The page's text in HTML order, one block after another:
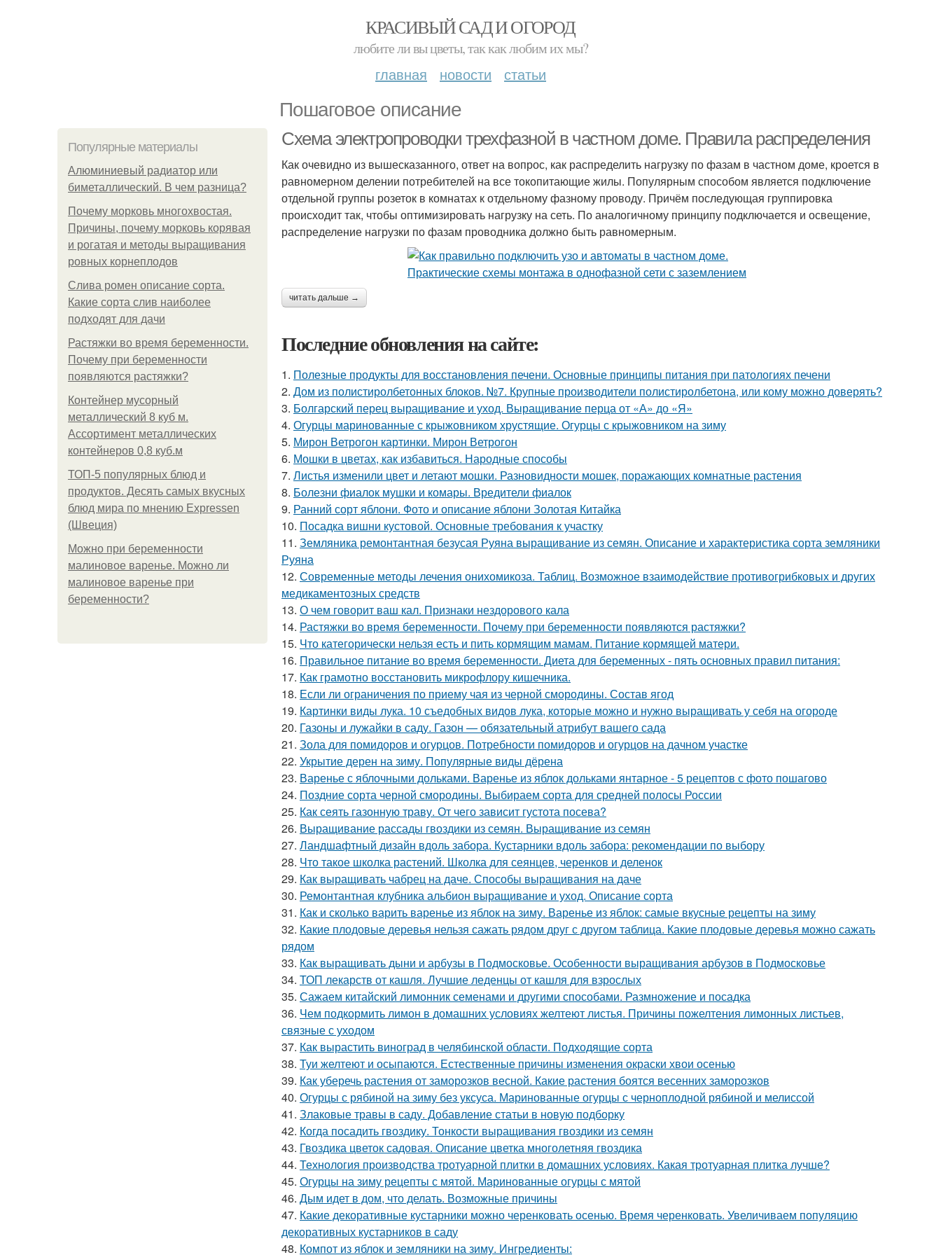
КРАСИВЫЙ САД И ОГОРОД
любите ли вы цветы, так как любим их мы?
главная новости статьи
Пошаговое описание
Популярные материалы
Алюминиевый радиатор или
биметаллический. В чем разница?
Почему морковь многохвостая.
Причины, почему морковь корявая
и рогатая и методы выращивания
ровных корнеплодов
Слива ромен описание сорта.
Какие сорта слив наиболее
подходят для дачи
Растяжки во время беременности.
Почему при беременности
появляются растяжки?
Контейнер мусорный
металлический 8 куб м.
Ассортимент металлических
контейнеров 0,8 куб.м
ТОП-5 популярных блюд и
продуктов. Десять самых вкусных
блюд мира по мнению Expressen
(Швеция)
Можно при беременности
малиновое варенье. Можно ли
малиновое варенье при
беременности?
Схема электропроводки трехфазной в частном доме. Правила распределения
Как очевидно из вышесказанного, ответ на вопрос, как распределить нагрузку по фазам в частном доме, кроется в
равномерном делении потребителей на все токопитающие жилы. Популярным способом является подключение
отдельной группы розеток в комнатах к отдельному фазному проводу. Причём последующая группировка
происходит так, чтобы оптимизировать нагрузку на сеть. По аналогичному принципу подключается и освещение,
распределение нагрузки по фазам проводника должно быть равномерным.
читать дальше →
Последние обновления на сайте:
1. Полезные продукты для восстановления печени. Основные принципы питания при патологиях печени
2. Дом из полистиролбетонных блоков. №7. Крупные производители полистиролбетона, или кому можно доверять?
3. Болгарский перец выращивание и уход. Выращивание перца от «А» до «Я»
4. Огурцы маринованные с крыжовником хрустящие. Огурцы с крыжовником на зиму
5. Мирон Ветрогон картинки. Мирон Ветрогон
6. Мошки в цветах, как избавиться. Народные способы
7. Листья изменили цвет и летают мошки. Разновидности мошек, поражающих комнатные растения
8. Болезни фиалок мушки и комары. Вредители фиалок
9. Ранний сорт яблони. Фото и описание яблони Золотая Китайка
10. Посадка вишни кустовой. Основные требования к участку
11. Земляника ремонтантная безусая Руяна выращивание из семян. Описание и характеристика сорта земляники
Руяна
12. Современные методы лечения онихомикоза. Таблиц. Возможное взаимодействие противогрибковых и других
медикаментозных средств
13. О чем говорит ваш кал. Признаки нездорового кала
14. Растяжки во время беременности. Почему при беременности появляются растяжки?
15. Что категорически нельзя есть и пить кормящим мамам. Питание кормящей матери.
16. Правильное питание во время беременности. Диета для беременных - пять основных правил питания:
17. Как грамотно восстановить микрофлору кишечника.
18. Если ли ограничения по приему чая из черной смородины. Состав ягод
19. Картинки виды лука. 10 съедобных видов лука, которые можно и нужно выращивать у себя на огороде
20. Газоны и лужайки в саду. Газон — обязательный атрибут вашего сада
21. Зола для помидоров и огурцов. Потребности помидоров и огурцов на дачном участке
22. Укрытие дерен на зиму. Популярные виды дёрена
23. Варенье с яблочными дольками. Варенье из яблок дольками янтарное - 5 рецептов с фото пошагово
24. Поздние сорта черной смородины. Выбираем сорта для средней полосы России
25. Как сеять газонную траву. От чего зависит густота посева?
26. Выращивание рассады гвоздики из семян. Выращивание из семян
27. Ландшафтный дизайн вдоль забора. Кустарники вдоль забора: рекомендации по выбору
28. Что такое школка растений. Школка для сеянцев, черенков и деленок
29. Как выращивать чабрец на даче. Способы выращивания на даче
30. Ремонтантная клубника альбион выращивание и уход. Описание сорта
31. Как и сколько варить варенье из яблок на зиму. Варенье из яблок: самые вкусные рецепты на зиму
32. Какие плодовые деревья нельзя сажать рядом друг с другом таблица. Какие плодовые деревья можно сажать
рядом
33. Как выращивать дыни и арбузы в Подмосковье. Особенности выращивания арбузов в Подмосковье
34. ТОП лекарств от кашля. Лучшие леденцы от кашля для взрослых
35. Сажаем китайский лимонник семенами и другими способами. Размножение и посадка
36. Чем подкормить лимон в домашних условиях желтеют листья. Причины пожелтения лимонных листьев,
связные с уходом
37. Как вырастить виноград в челябинской области. Подходящие сорта
38. Туи желтеют и осыпаются. Естественные причины изменения окраски хвои осенью
39. Как уберечь растения от заморозков весной. Какие растения боятся весенних заморозков
40. Огурцы с рябиной на зиму без уксуса. Маринованные огурцы с черноплодной рябиной и мелиссой
41. Злаковые травы в саду. Добавление статьи в новую подборку
42. Когда посадить гвоздику. Тонкости выращивания гвоздики из семян
43. Гвоздика цветок садовая. Описание цветка многолетняя гвоздика
44. Технология производства тротуарной плитки в домашних условиях. Какая тротуарная плитка лучше?
45. Огурцы на зиму рецепты с мятой. Маринованные огурцы с мятой
46. Дым идет в дом, что делать. Возможные причины
47. Какие декоративные кустарники можно черенковать осенью. Время черенковать. Увеличиваем популяцию
декоративных кустарников в саду
48. Компот из яблок и земляники на зиму. Ингредиенты: